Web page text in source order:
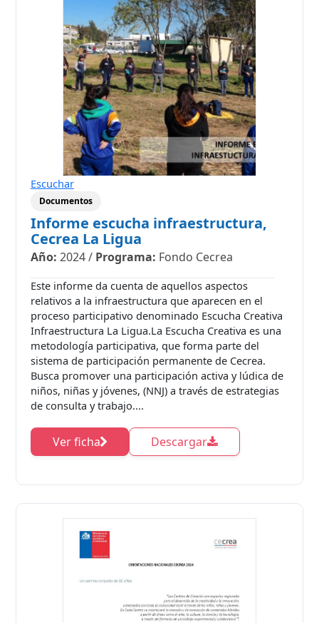
Escuchar
Documentos
Informe escucha infraestructura,
Cecrea La Ligua
Año: 2024/ Programa: Fondo Cecrea
Este informe da cuenta de aquellos aspectos
relativos a la infraestructura que aparecen en el
proceso participativo denominado Escucha Creativa
Infraestructura La Ligua.La Escucha Creativa es una
metodología participativa, que forma parte del
sistema de participación permanente de Cecrea.
Busca promover una participación activa y lúdica de
niños, niñas y jóvenes, (NNJ) a través de estrategias
de consulta y trabajo....
Ver ficha Descargar